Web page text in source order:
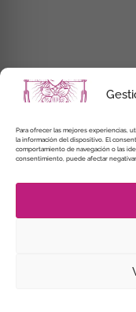
Para ofrecer las mejores experiencias,
la información del dispositivo. El
comportamiento de navegación o las
consentimiento, puede afectar
C/